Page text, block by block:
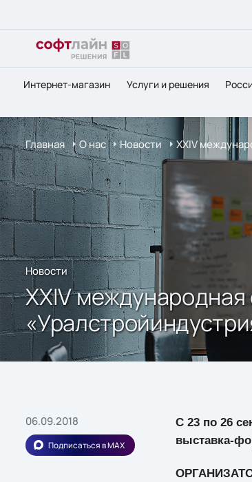
Интернет-магазин Услуги и решения
Главная О нас Новости XXIV
Новости
XXIV
06.09.2018
Подписаться в MAX
С 23 по 26
выставка-